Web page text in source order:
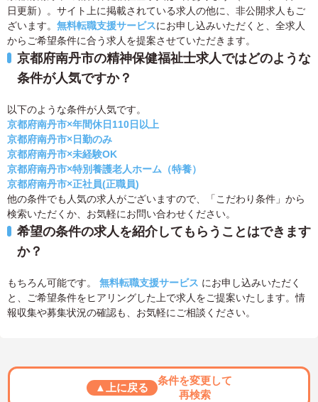
日更新）。サイト上に掲載されている求人の他に、非公開求人もご
ざいます。 無料転職支援サービスにお申し込みいただくと、全求人
からご希望条件に合う求人を提案させていただきます。
京都府南丹市の精神保健福祉士求人ではどのような
条件が人気ですか？
以下のような条件が人気です。
京都府南丹市×年間休日110日以上
京都府南丹市×日勤のみ
京都府南丹市×未経験OK
京都府南丹市×特別養護老人ホーム（特養）
京都府南丹市×正社員(正職員)
他の条件でも人気の求人がございますので、「こだわり条件」から
検索いただくか、お気軽にお問い合わせください。
希望の条件の求人を紹介してもらうことはできます
か？
もちろん可能です。 無料転職支援サービス にお申し込みいただく
と、ご希望条件をヒアリングした上で求人をご提案いたします。情
報収集や募集状況の確認も、お気軽にご相談ください。
▲上に戻る
条件を変更して
再検索